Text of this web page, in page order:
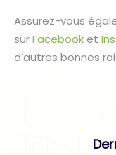
Assurez-vous
surFacebooket
d’autres bonnes